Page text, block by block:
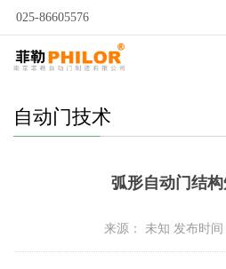
025-86605576
自动门
自动门技术
弧形自动门结
来源： 未知 发布时间